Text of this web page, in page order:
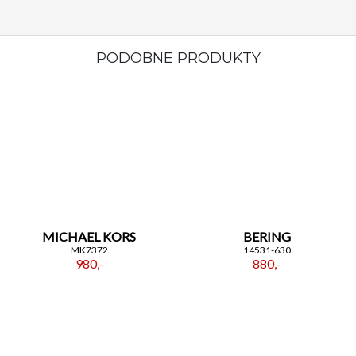
PODOBNE PRODUKTY
MICHAEL KORS
MK7372
980,-
BERING
14531-630
880,-